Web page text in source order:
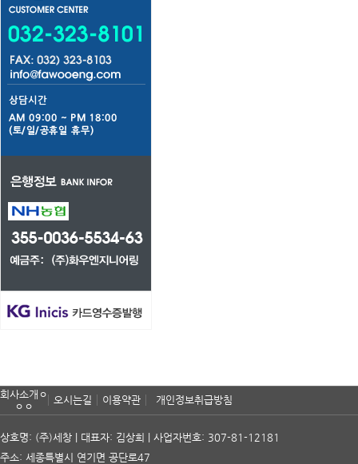
회사소개ㅇ
ㅇㅇ
오시는길 이용약관 개인정보취급방침
상호명: (주)세창 | 대표자: 김상희 | 사업자번호: 307-81-12181
주소: 세종특별시 연기면 공단로47